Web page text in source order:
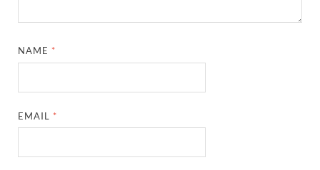
NAME *
EMAIL *